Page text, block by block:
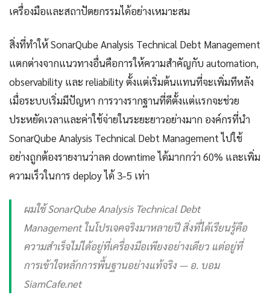
เครื่องมือและสถาปัตยกรรมได้อย่างเหมาะสม
สิ่งที่ทำให้ SonarQube Analysis Technical Debt Management
แตกต่างจากแนวทางอื่นคือการให้ความสำคัญกับ automation,
observability และ reliability ตั้งแต่เริ่มต้นแทนที่จะเพิ่มทีหลัง
เมื่อระบบเริ่มมีปัญหา การวางรากฐานที่ดีตั้งแต่แรกจะช่วย
ประหยัดเวลาและค่าใช้จ่ายในระยะยาวอย่างมาก องค์กรที่นำ
SonarQube Analysis Technical Debt Management ไปใช้
อย่างถูกต้องรายงานว่าลด downtime ได้มากกว่า 60% และเพิ่ม
ความเร็วในการ deploy ได้ 3-5 เท่า
ผมใช้ SonarQube Analysis Technical Debt
Management ในโปรเจคจริงมาหลายปี สิ่งที่ได้เรียนรู้คือ
ความสำเร็จไม่ได้อยู่ที่เครื่องมือเพียงอย่างเดียว แต่อยู่ที่
การเข้าใจหลักการพื้นฐานอย่างแท้จริง — อ. บอม
SiamCafe.net